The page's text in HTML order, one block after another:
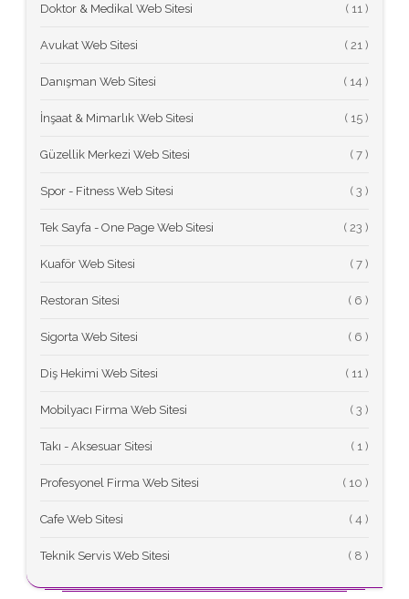
Doktor & Medikal Web Sitesi (
Avukat Web Sitesi (
Danışman Web Sitesi (
İnşaat & Mimarlık Web Sitesi (
Güzellik Merkezi Web Sitesi (
Spor - Fitness Web Sitesi (
Tek Sayfa - One Page Web Sitesi (
Kuaför Web Sitesi (
Restoran Sitesi (
Sigorta Web Sitesi (
Diş Hekimi Web Sitesi (
Mobilyacı Firma Web Sitesi (
Takı - Aksesuar Sitesi (
Profesyonel Firma Web Sitesi (
Cafe Web Sitesi (
Teknik Servis Web Sitesi (